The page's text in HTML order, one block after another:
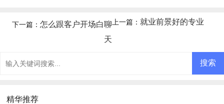
上一篇： 就业前景好的专业
下一篇： 怎么跟客户开场白聊
天
精华推荐